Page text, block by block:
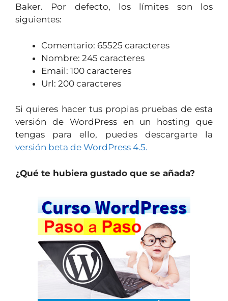
Baker. Por defecto, los límites son los
siguientes:
Comentario: 65525 caracteres
Nombre: 245 caracteres
Email: 100 caracteres
Url: 200 caracteres
Si quieres hacer tus propias pruebas de esta
versión de WordPress en un hosting que
tengas para ello, puedes descargarte la
versión beta de WordPress 4.5.
¿Qué te hubiera gustado que se añada?